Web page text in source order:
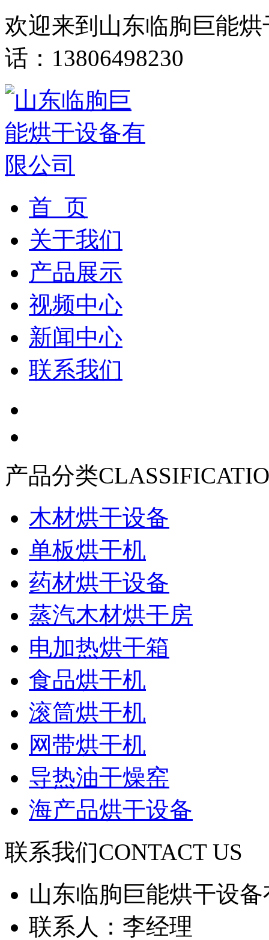
欢迎来到山东临朐巨能
话：13806498230
首 页
关于我们
产品展示
视频中心
新闻中心
联系我们
产品分类
木材烘干设备
单板烘干机
药材烘干设备
蒸汽木材烘干房
电加热烘干箱
食品烘干机
滚筒烘干机
网带烘干机
导热油干燥窑
海产品烘干设备
联系我们CONTACT US
山东临朐巨能烘干设
联系人：李经理